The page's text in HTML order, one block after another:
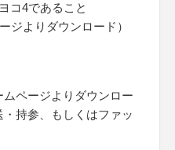
コ4であること
ジよりダウンロード）
ページよりダウンロー
持参、もしくはファッ